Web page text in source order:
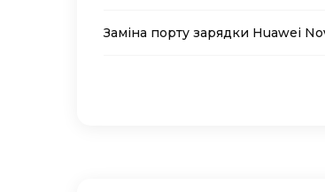
Заміна порту зарядки Huawei